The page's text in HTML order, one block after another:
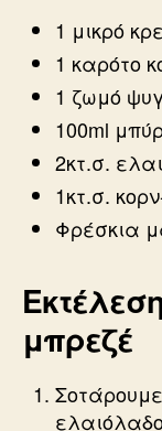
1 μικρό
1 καρότο
1 ζωμό
100ml
2κτ.σ.
1κτ.σ.
Φρέσκια
μπρεζέ